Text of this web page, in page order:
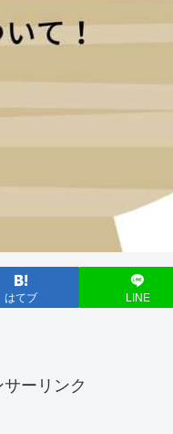
はてブ LINE
サーリンク